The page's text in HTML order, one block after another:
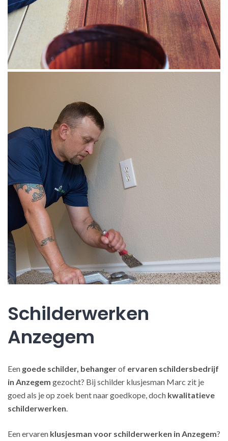
Schilderwerken
Anzegem
Een goede schilder, behangerof ervaren schildersbedrijf
in Anzegem gezocht? Bij schilder klusjesman Marc zit je
goed als je op zoek bent naar goedkope, doch kwalitatieve
schilderwerken.
Een ervaren klusjesman voor schilderwerken in Anzegem?